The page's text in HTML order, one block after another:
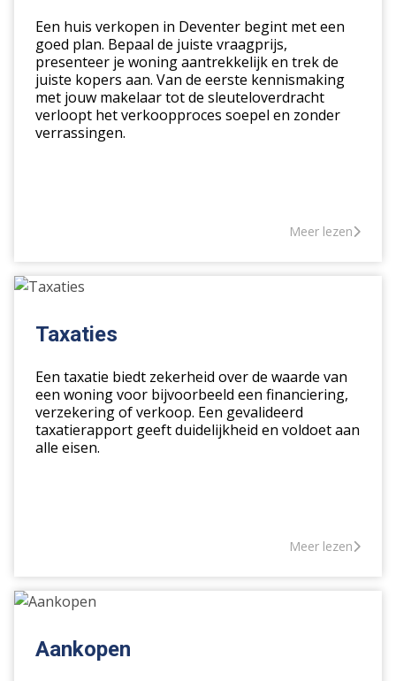
Een huis verkopen in Deventer begint met een
goed plan. Bepaal de juiste vraagprijs,
presenteer je woning aantrekkelijk en trek de
juiste kopers aan. Van de eerste kennismaking
met jouw makelaar tot de sleuteloverdracht
verloopt het verkoopproces soepel en zonder
verrassingen.
Meer lezen
Taxaties
Taxaties
Een taxatie biedt zekerheid over de waarde van
een woning voor bijvoorbeeld een financiering,
verzekering of verkoop. Een gevalideerd
taxatierapport geeft duidelijkheid en voldoet aan
alle eisen.
Meer lezen
Aankopen
Aankopen